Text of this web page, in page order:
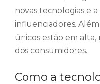
novas tecnologias e
influenciadores. Além
únicos estão em
dos consumidores.
Como a